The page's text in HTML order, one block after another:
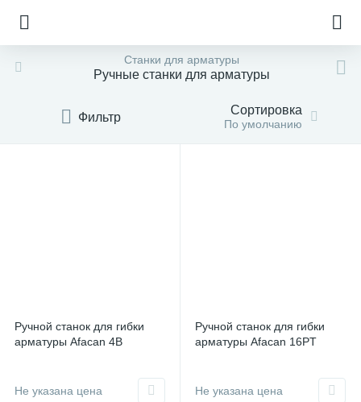
Станки для арматуры
Ручные станки для арматуры
Фильтр Сортировка
По умолчанию
Ручной станок для гибки
арматуры Afacan 4B
Не указана цена
Ручной станок для гибки
арматуры Afacan 16PT
Не указана цена